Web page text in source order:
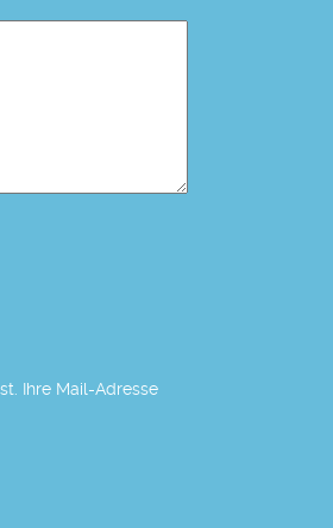
Ihre Mail-Adresse